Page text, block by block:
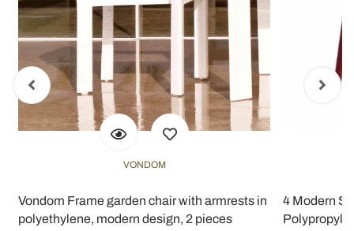
VONDOM
Vondom Frame garden chair with armrests in
polyethylene, modern design, 2 pieces
4 Modern